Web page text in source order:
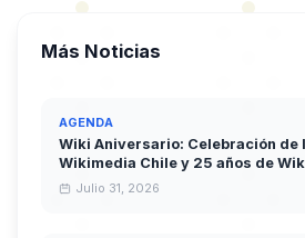
Más Noticias
AGENDA
Wiki Aniversario: Celebración de
Wikimedia Chile y 25 años de
Julio 31, 2026